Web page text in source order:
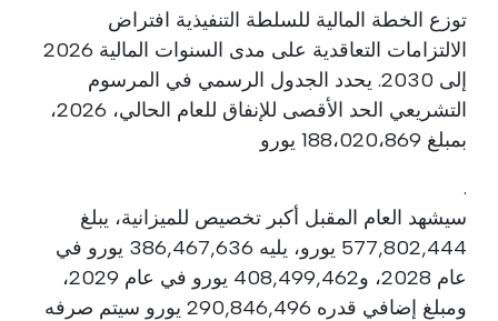
توزع الخطة المالية للسلطة التنفيذية افتراض
الالتزامات التعاقدية على مدى السنوات المالية 2026
إلى 2030. يحدد الجدول الرسمي في المرسوم
التشريعي الحد الأقصى للإنفاق للعام الحالي، 2026،
بمبلغ 188،020،869 يورو
.
سيشهد العام المقبل أكبر تخصيص للميزانية، يبلغ
577,802,444 يورو، يليه 386,467,636 يورو في
عام 2028، و408,499,462 يورو في عام 2029،
ومبلغ إضافي قدره 290,846,496 يورو سيتم صرفه